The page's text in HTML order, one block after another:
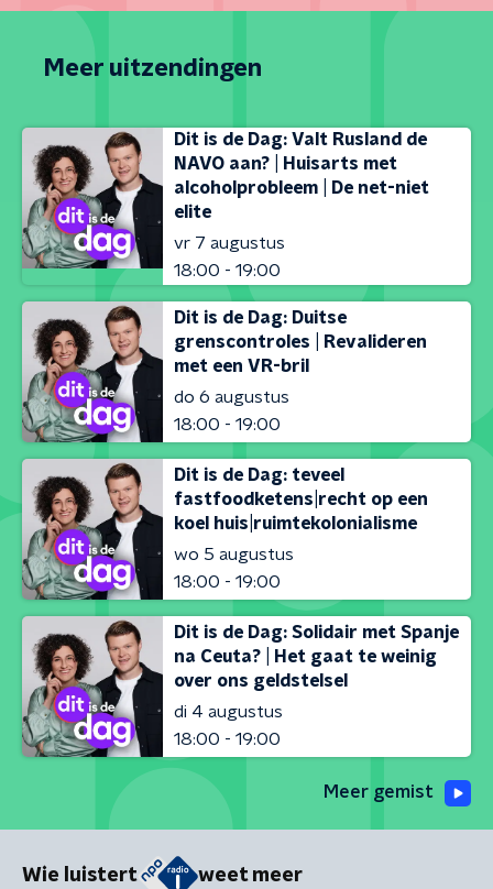
Meer uitzendingen
Dit is de Dag: Valt Rusland de
NAVO aan? | Huisarts met
alcoholprobleem | De net-niet
elite
vr 7 augustus
18:00 - 19:00
Dit is de Dag: Duitse
grenscontroles | Revalideren
met een VR-bril
do 6 augustus
18:00 - 19:00
Dit is de Dag: teveel
fastfoodketens|recht op een
koel huis|ruimtekolonialisme
wo 5 augustus
18:00 - 19:00
Dit is de Dag: Solidair met Spanje
na Ceuta? | Het gaat te weinig
over ons geldstelsel
di 4 augustus
18:00 - 19:00
Meer gemist
Wie luistert weet meer